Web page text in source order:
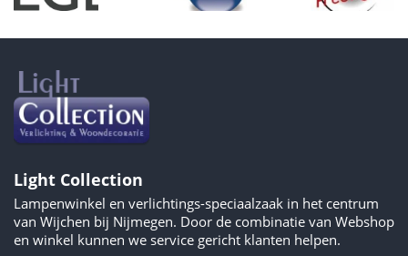
Light Collection
Lampenwinkel en verlichtings-speciaalzaak in het centrum
van Wijchen bij Nijmegen. Door de combinatie van Webshop
en winkel kunnen we service gericht klanten helpen.